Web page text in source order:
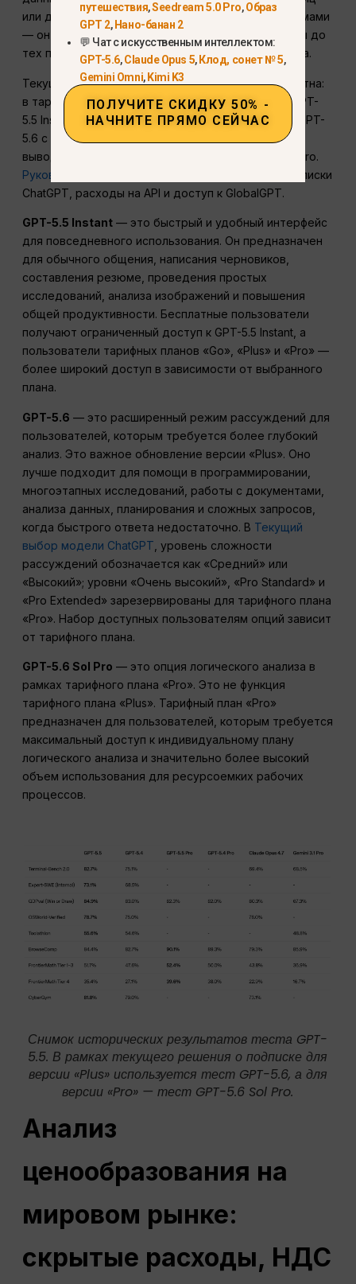
или даже взаимодействие с различными программами
— он плавно интегрирует различные инструменты до
тех пор, пока задача не будет успешно выполнена.
Текущая структура тарифных планов OpenAI понятна:
в тарифных планах «Free» и «Go» используется GPT-
5.5 Instant, в тарифном плане «Plus» добавляется GPT-
5.6 с расширенными возможностями логического
вывода, а в тарифном плане «Pro» — GPT-5.6 Sol Pro.
Руководство по ценам на GPT-5.6
разделяет подписки
ChatGPT, расходы на API и доступ к GlobalGPT.
GPT-5.5 Instant — это быстрый и удобный интерфейс
для повседневного использования. Он предназначен
для обычного общения, написания черновиков,
составления резюме, проведения простых
исследований, анализа изображений и повышения
общей продуктивности. Бесплатные пользователи
получают ограниченный доступ к GPT-5.5 Instant, а
пользователи тарифных планов «Go», «Plus» и «Pro» —
более широкий доступ в зависимости от выбранного
плана.
GPT-5.6 — это расширенный режим рассуждений для
пользователей, которым требуется более глубокий
анализ. Это важное обновление версии «Plus». Оно
лучше подходит для помощи в программировании,
многоэтапных исследований, работы с документами,
анализа данных, планирования и сложных запросов,
когда быстрого ответа недостаточно. В Текущий
выбор модели ChatGPT , уровень сложности
рассуждений обозначается как «Средний» или
«Высокий»; уровни «Очень высокий», «Pro Standard» и
«Pro Extended» зарезервированы для тарифного плана
«Pro». Набор доступных пользователям опций зависит
от тарифного плана.
GPT-5.6 Sol Pro — это опция логического анализа в
рамках тарифного плана «Pro». Это не функция
тарифного плана «Plus». Тарифный план «Pro»
предназначен для пользователей, которым требуется
максимальный доступ к индивидуальному плану
логического анализа и значительно более высокий
объем использования для ресурсоемких рабочих
процессов.
Снимок исторических результатов теста GPT-
5.5. В рамках текущего решения о подписке для
версии «Plus» используется тест GPT-5.6, а для
версии «Pro» — тест GPT-5.6 Sol Pro.
Анализ
ценообразования на
мировом рынке:
скрытые расходы, НДС
путешествия,Seedream 5.0 Pro,Образ
GPT 2,Нано-банан 2
💬 Чат с искусственным интеллектом:
GPT-5.6,Claude Opus 5,Клод, сонет № 5,
Gemini Omni,Kimi K3
ПОЛУЧИТЕ СКИДКУ 50% -
НАЧНИТЕ ПРЯМО СЕЙЧАС